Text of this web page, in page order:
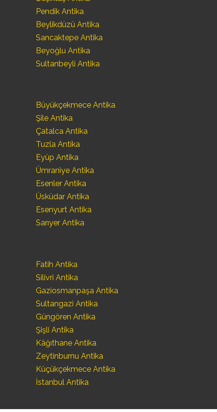
Pendik Antika
Beylikdüzü Antika
Sancaktepe Antika
Beyoğlu Antika
Sultanbeyli Antika
Büyükçekmece Antika
Şile Antika
Çatalca Antika
Tuzla Antika
Eyüp Antika
Ümraniye Antika
Esenler Antika
Üsküdar Antika
Esenyurt Antika
Sarıyer Antika
Fatih Antika
Silivri Antika
Gaziosmanpaşa Antika
Sultangazi Antika
Güngören Antika
Şişli Antika
Kâğıthane Antika
Zeytinburnu Antika
Küçükçekmece Antika
İstanbul Antika